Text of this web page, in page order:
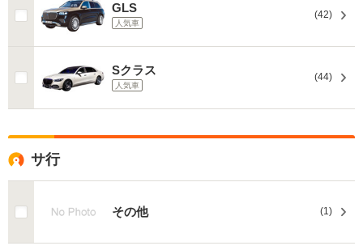
GLS
人気車
(42)
Sクラス
人気車
(44)
サ行
その他 (1)